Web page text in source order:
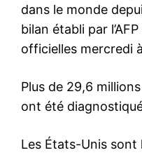
dans le monde
bilan établi par
officielles mercredi
Plus de 29,6
ont été
Les États-Unis sont